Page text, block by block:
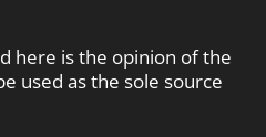
here is the opinion of the
used as the sole source